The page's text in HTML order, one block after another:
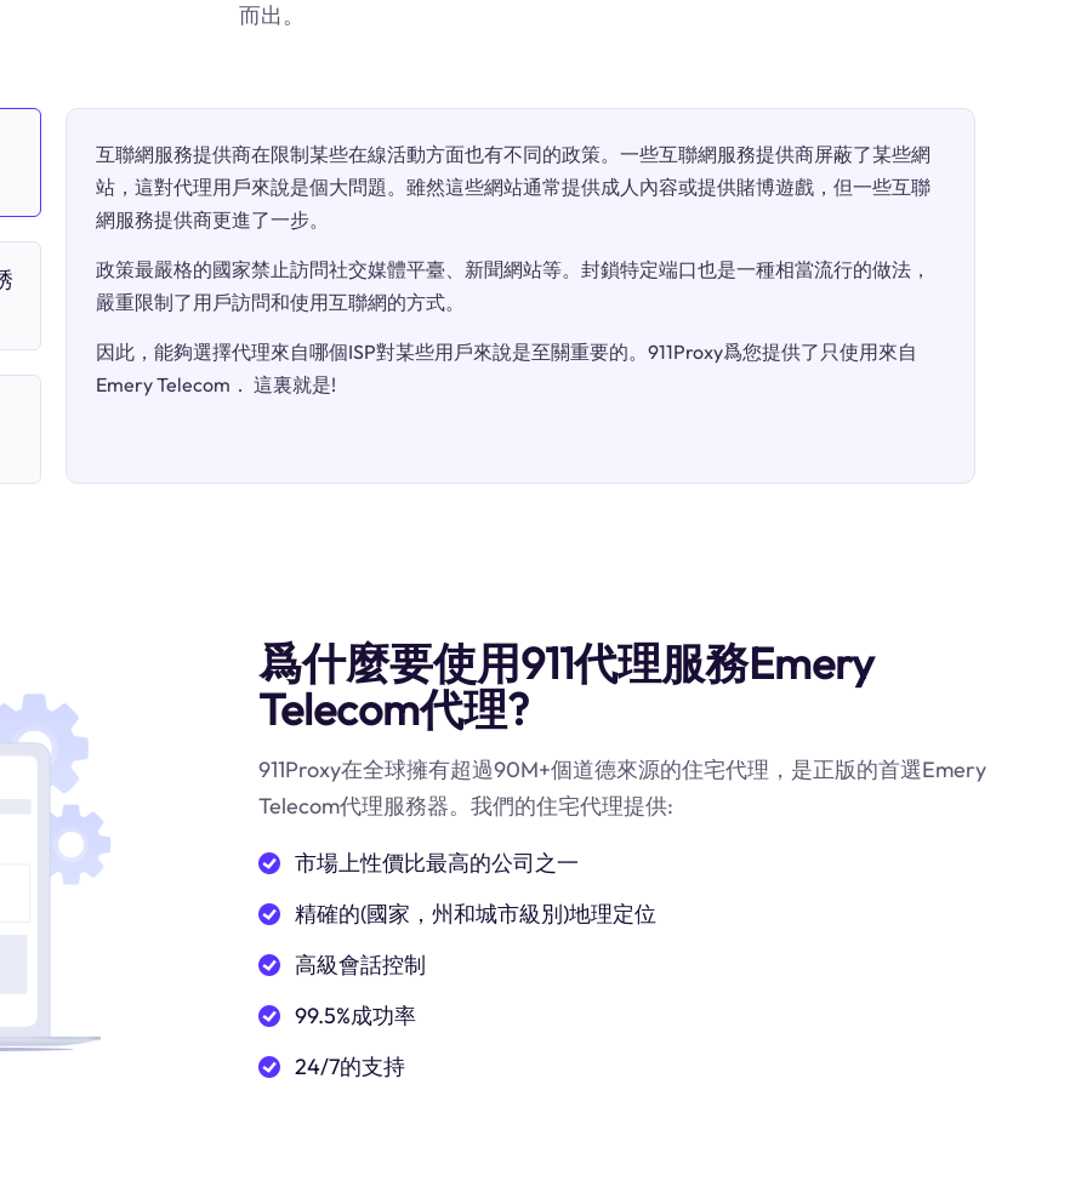
而出。
互聯網服務提供商在限制某些在線活動方面也有不同的政策。一些互聯網服務提供商屏蔽了某些網
站，這對代理用戶來說是個大問題。雖然這些網站通常提供成人內容或提供賭博遊戲，但一些互聯
網服務提供商更進了一步。
政策最嚴格的國家禁止訪問社交媒體平臺、新聞網站等。封鎖特定端口也是一種相當流行的做法，
嚴重限制了用戶訪問和使用互聯網的方式。
因此，能夠選擇代理來自哪個ISP對某些用戶來說是至關重要的。911Proxy爲您提供了只使用來自
Emery Telecom． 這裏就是!
爲什麼要使用911代理服務Emery
Telecom代理?
911Proxy在全球擁有超過90M+個道德來源的住宅代理，是正版的首選Emery
Telecom代理服務器。我們的住宅代理提供:
市場上性價比最高的公司之一
精確的(國家，州和城市級別)地理定位
高級會話控制
99.5%成功率
24/7的支持